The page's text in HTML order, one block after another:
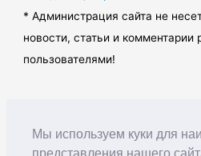
Мы используем куки для
* Администрация сайта не
новости, статьи и
пользователями!